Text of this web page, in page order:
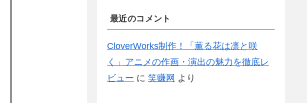
最近のコメント
CloverWorks制作！「薫る花は凛と咲
く」アニメの作画・演出の魅力を徹底レ
ビュー に 笑赚网 より